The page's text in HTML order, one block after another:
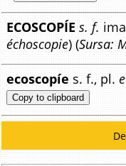
ECOSCOPÍE s. f.
échoscopie) (Sursa:
ecoscopíe s. f., pl.
Copy to clipboard